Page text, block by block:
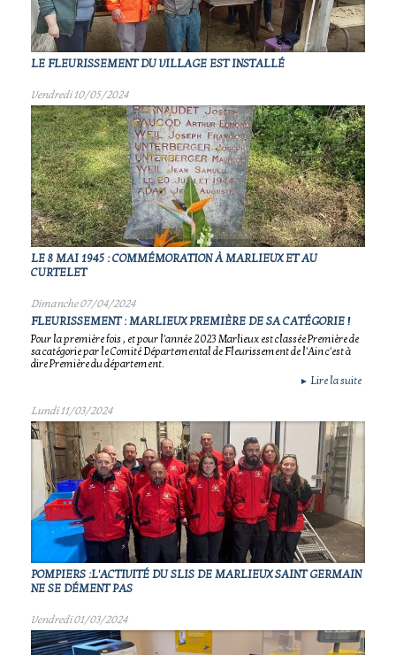
LE FLEURISSEMENT DU VILLAGE EST INSTALLÉ
Vendredi 10/05/2024
LE 8 MAI 1945 : COMMÉMORATION À MARLIEUX ET AU
CURTELET
Dimanche 07/04/2024
FLEURISSEMENT : MARLIEUX PREMIÈRE DE SA CATÉGORIE !
Pour la première fois , et pour l'année 2023 Marlieux est classée Première de
sa catégorie par le Comité Départemental de Fleurissement de l'Ain c'est à
dire Première du département.
► Lire la suite
Lundi 11/03/2024
POMPIERS :L'ACTIVITÉ DU SLIS DE MARLIEUX SAINT GERMAIN
NE SE DÉMENT PAS
Vendredi 01/03/2024